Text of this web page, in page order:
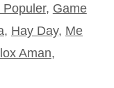
Populer, Game
, Hay Day, Me
Aman,